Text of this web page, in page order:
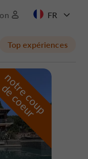
Top expériences
la carte
n
o
t
e
c
o
u
p
e
c
o
e
u